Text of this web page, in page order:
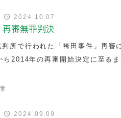
2024.10.07
再審無罪判決
所で行われた「袴田事件」再審
2014年の再審開始決定に至る
2024.09.09